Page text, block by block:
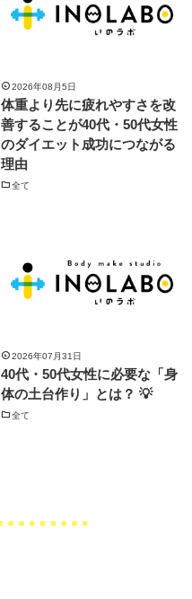
2026年08月5日
体重より先に疲れやすさを改
善することが40代・50代女性
のダイエット成功につながる
理由
全て
2026年07月31日
40代・50代女性に必要な「身
体の土台作り」とは？ 💡
全て